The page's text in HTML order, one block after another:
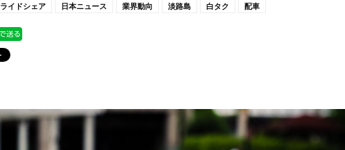
ライドシェア 日本ニュース 業界動向 淡路島 白タク 配車